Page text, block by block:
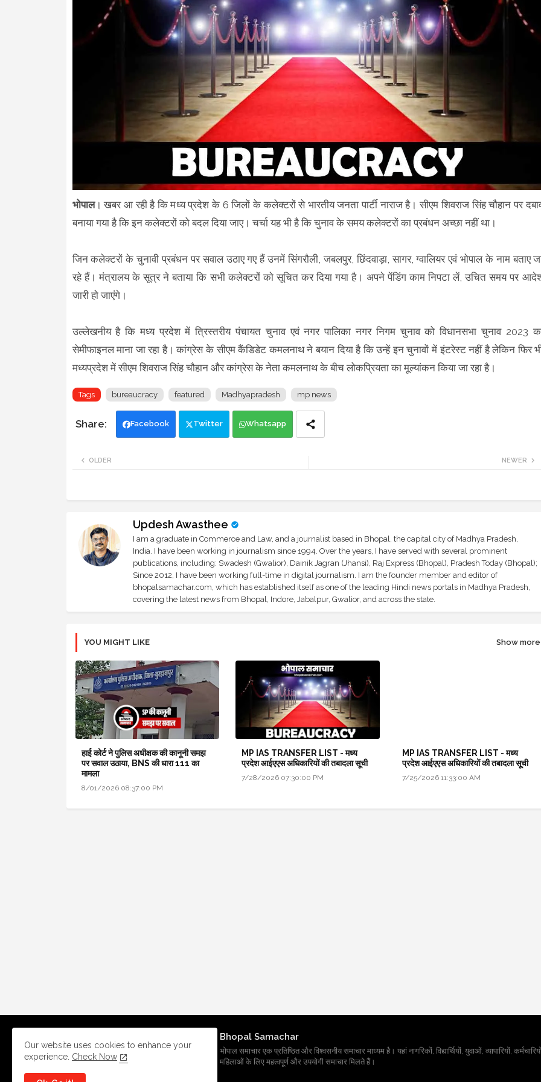
भोपाल। खबर आ रही है कि मध्य प्रदेश के 6 जिलों के कलेक्टरों से भारतीय जनता पार्टी नाराज है। सीएम शिवराज सिंह चौहान पर
बनाया गया है कि इन कलेक्टरों को बदल दिया जाए। चर्चा यह भी है कि चुनाव के समय कलेक्टरों का प्रबंधन अच्छा नहीं था।
जिन कलेक्टरों के चुनावी प्रबंधन पर सवाल उठाए गए हैं उनमें सिंगरौली, जबलपुर, छिंदवाड़ा, सागर, ग्वालियर एवं भोपाल के नाम बताए
रहे हैं। मंत्रालय के सूत्र ने बताया कि सभी कलेक्टरों को सूचित कर दिया गया है। अपने पेंडिंग काम निपटा लें, उचित समय पर
जारी हो जाएंगे।
उल्लेखनीय है कि मध्य प्रदेश में त्रिस्तरीय पंचायत चुनाव एवं नगर पालिका नगर निगम चुनाव को विधानसभा चुनाव 2023
सेमीफाइनल माना जा रहा है। कांग्रेस के सीएम कैंडिडेट कमलनाथ ने बयान दिया है कि उन्हें इन चुनावों में इंटरेस्ट नहीं है लेकिन फिर
मध्यप्रदेश में सीएम शिवराज सिंह चौहान और कांग्रेस के नेता कमलनाथ के बीच लोकप्रियता का मूल्यांकन किया जा रहा है।
Tags bureaucracy featured Madhyapradesh mp news
Facebook Twitter Whatsapp
NEWER
OLDER
Updesh Awasthee
I am a graduate in Commerce and Law, and a journalist based in Bhopal, the capital city of Madhya Pradesh,
India. I have been working in journalism since 1994. Over the years, I have served with several prominent
publications, including: Swadesh (Gwalior), Dainik Jagran (Jhansi), Raj Express (Bhopal), Pradesh Today (Bhopal);
Since 2012, I have been working full-time in digital journalism. I am the founder member and editor of
bhopalsamachar.com, which has established itself as one of the leading Hindi news portals in Madhya Pradesh,
covering the latest news from Bhopal, Indore, Jabalpur, Gwalior, and across the state.
YOU MIGHT LIKE Show more
हाई कोर्ट ने पुलिस अधीक्षक की कानूनी समझ
पर सवाल उठाया, BNS की धारा 111 का
मामला
8/01/2026 08:37:00 PM
MP IAS TRANSFER LIST - मध्य
प्रदेश आईएएस अधिकारियों की तबादला सूची
7/28/2026 07:30:00 PM
MP IAS TRANSFER LIST - मध्य
प्रदेश आईएएस अधिकारियों की तबादला सूची
7/25/2026 11:33:00 AM
Bhopal Samachar
भोपाल समाचार एक प्रतिष्ठित और विश्वसनीय समाचार माध्यम है। यहां नागरिकों, विद्यार्थियों, युवाओं, व्यापारियों,
महिलाओं के लिए महत्वपूर्ण और उपयोगी समाचार मिलते हैं।
Our website uses cookies to enhance your
experience. Check Now